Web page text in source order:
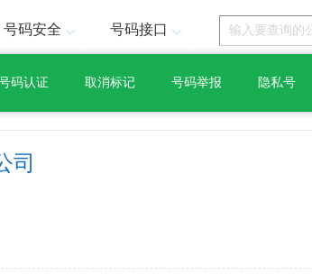
号码安全 号码接口
码认证 取消标记 号码举报 隐私号
司